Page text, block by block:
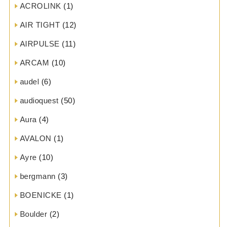
ACROLINK (1)
AIR TIGHT (12)
AIRPULSE (11)
ARCAM (10)
audel (6)
audioquest (50)
Aura (4)
AVALON (1)
Ayre (10)
bergmann (3)
BOENICKE (1)
Boulder (2)